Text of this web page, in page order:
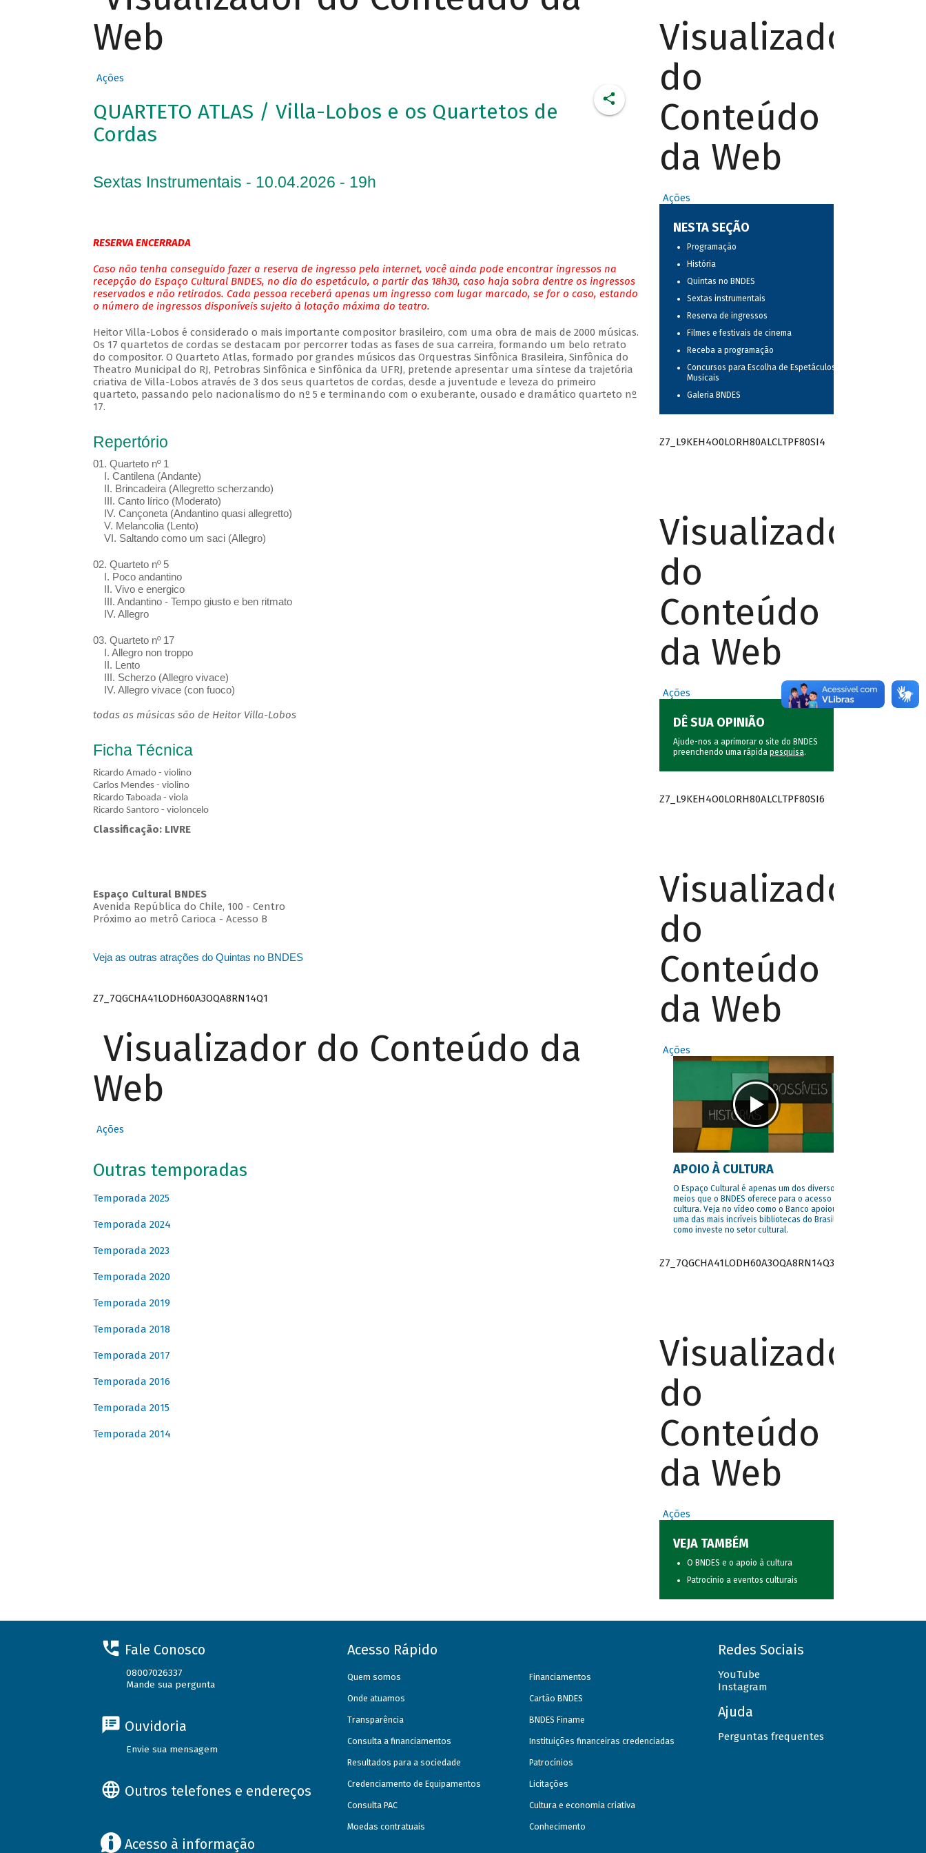
Web
Ações
QUARTETO ATLAS / Villa-Lobos e os Quartetos de
Cordas
Sextas Instrumentais - 10.04.2026 - 19h
RESERVA ENCERRADA
Caso não tenha conseguido fazer a reserva de ingresso pela internet, você ainda pode encontrar ingressos na
recepção do Espaço Cultural BNDES, no dia do espetáculo, a partir das 18h30, caso haja sobra dentre os ingressos
reservados e não retirados. Cada pessoa receberá apenas um ingresso com lugar marcado, se for o caso, estando
o número de ingressos disponíveis sujeito à lotação máxima do teatro.
Heitor Villa-Lobos é considerado o mais importante compositor brasileiro, com uma obra de mais de 2000 músicas.
Os 17 quartetos de cordas se destacam por percorrer todas as fases de sua carreira, formando um belo retrato
do compositor. O Quarteto Atlas, formado por grandes músicos das Orquestras Sinfônica Brasileira, Sinfônica do
Theatro Municipal do RJ, Petrobras Sinfônica e Sinfônica da UFRJ, pretende apresentar uma síntese da trajetória
criativa de Villa-Lobos através de 3 dos seus quartetos de cordas, desde a juventude e leveza do primeiro
quarteto, passando pelo nacionalismo do nº 5 e terminando com o exuberante, ousado e dramático quarteto nº
17.
Repertório
01. Quarteto nº 1
I. Cantilena (Andante)
II. Brincadeira (Allegretto scherzando)
III. Canto lírico (Moderato)
IV. Cançoneta (Andantino quasi allegretto)
V. Melancolia (Lento)
VI. Saltando como um saci (Allegro)
02. Quarteto nº 5
I. Poco andantino
II. Vivo e energico
III. Andantino - Tempo giusto e ben ritmato
IV. Allegro
03. Quarteto nº 17
I. Allegro non troppo
II. Lento
III. Scherzo (Allegro vivace)
IV. Allegro vivace (con fuoco)
todas as músicas são de Heitor Villa-Lobos
Ficha Técnica
Ricardo Amado - violino
Carlos Mendes - violino
Ricardo Taboada - viola
Ricardo Santoro - violoncelo
Classificação: LIVRE
Espaço Cultural BNDES
Avenida República do Chile, 100 - Centro
Próximo ao metrô Carioca - Acesso B
Veja as outras atrações do Quintas no BNDES
Z7_7QGCHA41LODH60A3OQA8RN14Q1
Visualizador do Conteúdo da
Web
Ações
Outras temporadas
Temporada 2025
Temporada 2024
Temporada 2023
Temporada 2020
Temporada 2019
Temporada 2018
Temporada 2017
Temporada 2016
Temporada 2015
Temporada 2014
Visualizador
do
Conteúdo
da Web
Ações
NESTA SEÇÃO
Programação
História
Quintas no BNDES
Sextas instrumentais
Reserva de ingressos
Filmes e festivais de cinema
Receba a programação
Concursos para Escolha de Espetáculos
Musicais
Galeria BNDES
Z7_L9KEH4O0LORH80ALCLTPF80SI4
Visualizador
do
Conteúdo
da Web
Ações
DÊ SUA OPINIÃO
Ajude-nos a aprimorar o site do BNDES
preenchendo uma rápida pesquisa.
Z7_L9KEH4O0LORH80ALCLTPF80SI6
Visualizador
do
Conteúdo
da Web
Ações
APOIO À CULTURA
O Espaço Cultural é apenas um dos diversos
meios que o BNDES oferece para o acesso à
cultura. Veja no vídeo como o Banco apoiou
uma das mais incríveis bibliotecas do Brasil e
como investe no setor cultural.
Z7_7QGCHA41LODH60A3OQA8RN14Q3
Visualizador
do
Conteúdo
da Web
Ações
VEJA TAMBÉM
O BNDES e o apoio à cultura
Patrocínio a eventos culturais
Fale Conosco
08007026337
Mande sua pergunta
Ouvidoria
Envie sua mensagem
Outros telefones e endereços
Acesso à informação
Acesso Rápido
Quem somos
Onde atuamos
Transparência
Consulta a financiamentos
Resultados para a sociedade
Credenciamento de Equipamentos
Consulta PAC
Moedas contratuais
Financiamentos
Cartão BNDES
BNDES Finame
Instituições financeiras credenciadas
Patrocínios
Licitações
Cultura e economia criativa
Conhecimento
Redes Sociais
YouTube
Instagram
Ajuda
Perguntas frequentes